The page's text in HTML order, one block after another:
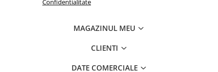
Confidentialitate
MAGAZINUL MEU
CLIENTI
DATE COMERCIALE